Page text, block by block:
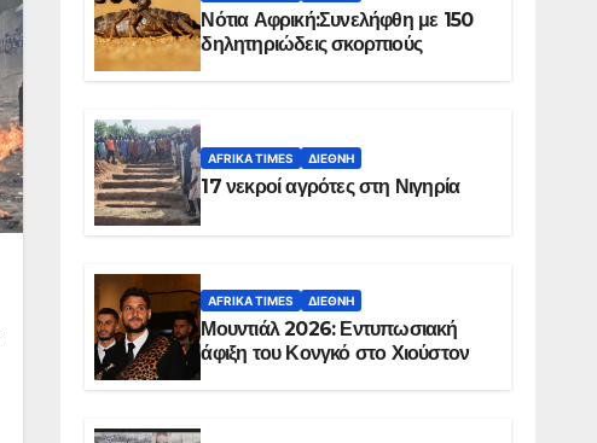
Νότια Αφρική:Συνελήφθη με 150
δηλητηριώδεις σκορπιούς
AFRIKA TIMES ΔΙΕΘΝΉ
17 νεκροί αγρότες στη Νιγηρία
AFRIKA TIMES ΔΙΕΘΝΉ
Μουντιάλ 2026: Εντυπωσιακή
άφιξη του Κονγκό στο Χιούστον